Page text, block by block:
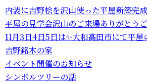
内装に吉野桧を沢山使った平屋新築完
平屋の見学会沢山のご来場ありがとうご
11月3日4日5日は✨大和高田市にて平
吉野銘木の家
イベント開催のお知らせ
シンボルツリーの話